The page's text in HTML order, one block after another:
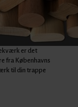
er det
fra Københavns
til din trappe
såvel som
træsorter sikrer dig et